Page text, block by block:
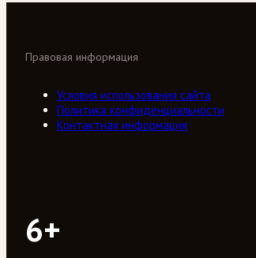
Правовая информация
Условия использования сайта
Политика конфиденциальности
Контактная информация
6+